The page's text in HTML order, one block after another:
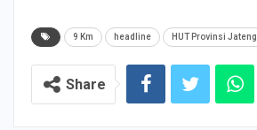
9 Km headline HUT Provinsi Jateng
Share